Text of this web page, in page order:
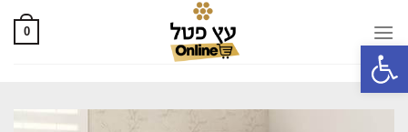
פתח סרגל נגישות
0